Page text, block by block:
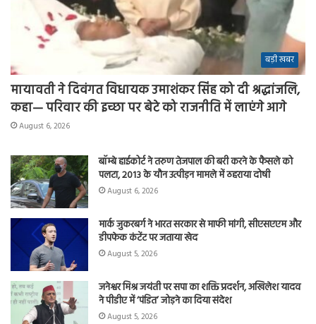
बड़ी खबर
मायावती ने दिवंगत विधायक उमाशंकर सिंह को दी श्रद्धांजलि,
कहा— परिवार की इच्छा पर बेटे को राजनीति में लाएंगे आगे
August 6, 2026
बॉम्बे हाईकोर्ट ने तरुण तेजपाल की बरी करने के फैसले को
पलटा, 2013 के यौन उत्पीड़न मामले में ठहराया दोषी
August 6, 2026
मार्क जुकरबर्ग ने भारत सरकार से माफी मांगी, सीएसएएम और
डीपफेक कंटेंट पर जताया खेद
August 5, 2026
जनेश्वर मिश्र जयंती पर सपा का शक्ति प्रदर्शन, अखिलेश यादव
ने पीडीए में ‘पंडित’ जोड़ने का दिया संदेश
August 5, 2026